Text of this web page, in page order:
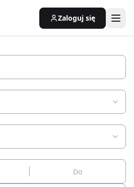
Zaloguj się